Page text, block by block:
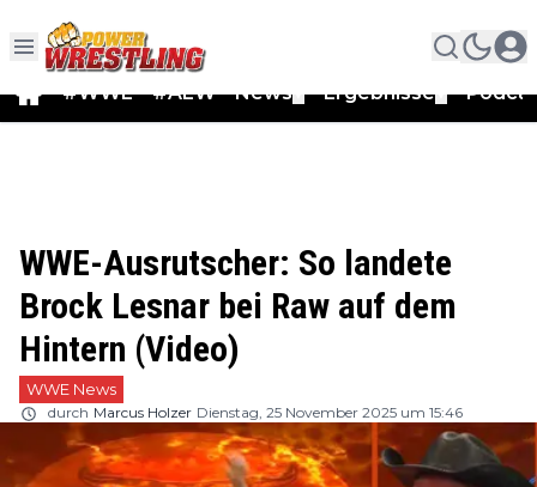
#WWE #AEW News Ergebnisse
WWE-Ausrutscher: So landete
Brock Lesnar bei Raw auf dem
Hintern (Video)
WWE News
durch Marcus Holzer Dienstag, 25 November 2025 um 15:46